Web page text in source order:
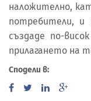
наложително,
потребители, и
създаде по-
прилагането на
Сподели в: